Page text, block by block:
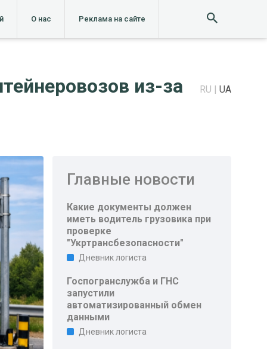
О нас Реклама на сайте
из-за
RU UA
Главные новости
Какие документы должен
иметь водитель грузовика при
проверке
"Укртрансбезопасности"
Дневник логиста
Госпогранслужба и ГНС
запустили
автоматизированный обмен
данными
Дневник логиста